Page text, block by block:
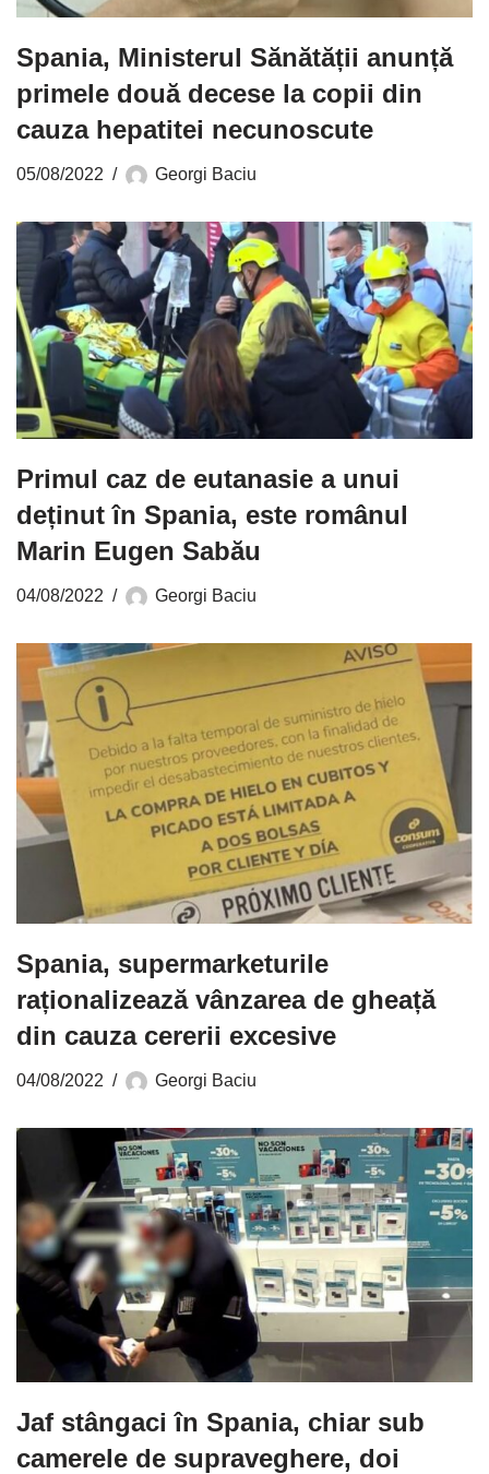
Spania, Ministerul Sănătății anunță
primele două decese la copii din
cauza hepatitei necunoscute
05/08/2022 Georgi Baciu
Primul caz de eutanasie a unui
deținut în Spania, este românul
Marin Eugen Sabău
04/08/2022 Georgi Baciu
Spania, supermarketurile
raționalizează vânzarea de gheață
din cauza cererii excesive
04/08/2022 Georgi Baciu
Jaf stângaci în Spania, chiar sub
camerele de supraveghere, doi